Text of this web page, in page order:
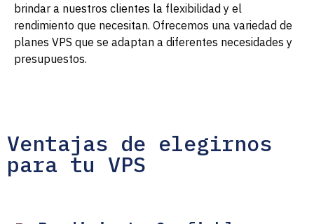
brindar a nuestros clientes la flexibilidad y el
rendimiento que necesitan. Ofrecemos una variedad de
planes VPS que se adaptan a diferentes necesidades y
presupuestos.
Ventajas de elegirnos
para tu VPS